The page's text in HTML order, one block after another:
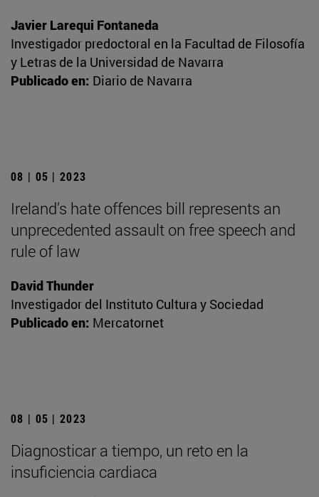
Javier Larequi Fontaneda
Investigador predoctoral en la Facultad de Filosofía
y Letras de la Universidad de Navarra
Publicado en: Diario de Navarra
08 | 05 | 2023
Ireland’s hate offences bill represents an
unprecedented assault on free speech and
rule of law
David Thunder
Investigador del Instituto Cultura y Sociedad
Publicado en: Mercatornet
08 | 05 | 2023
Diagnosticar a tiempo, un reto en la
insuficiencia cardiaca